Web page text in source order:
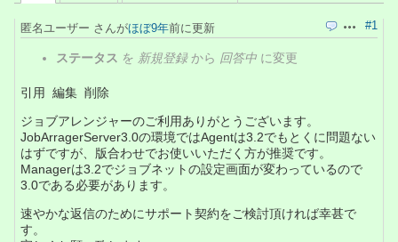
引用 操作#1
匿名ユーザー さんがほぼ9年前に更新
ステータス を 新規登録から 回答中 に変更
引用 編集 削除
ジョブアレンジャーのご利用ありがとうございます。
JobArragerServer3.0の環境ではAgentは3.2でもとくに問題ない
はずですが、版合わせでお使いいただく方が推奨です。
Managerは3.2でジョブネットの設定画面が変わっているので
3.0である必要があります。
速やかな返信のためにサポート契約をご検討頂ければ幸甚で
す。